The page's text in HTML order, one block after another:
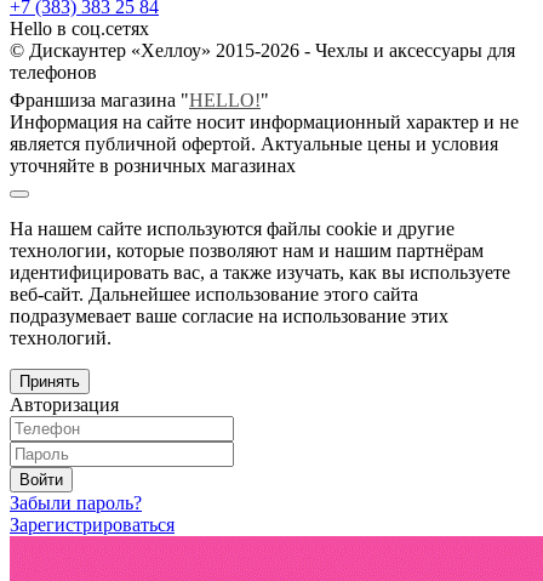
+7 (383) 383 25 84
Hello в соц.сетях
© Дискаунтер «Хеллоу» 2015-2026 - Чехлы и аксессуары для
телефонов
Франшиза магазина "HELLO!"
Информация на сайте носит информационный характер и не
является публичной офертой. Актуальные цены и условия
уточняйте в розничных магазинах
На нашем сайте используются файлы cookie и другие
технологии, которые позволяют нам и нашим партнёрам
идентифицировать вас, а также изучать, как вы используете
веб-сайт. Дальнейшее использование этого сайта
подразумевает ваше согласие на использование этих
технологий.
Принять
Авторизация
Войти
Забыли пароль?
Зарегистрироваться